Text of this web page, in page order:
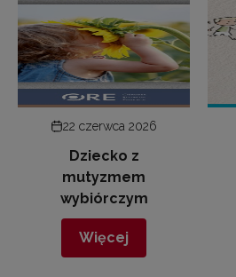
22 czerwca 2026
Dziecko z
mutyzmem
wybiórczym
Więcej